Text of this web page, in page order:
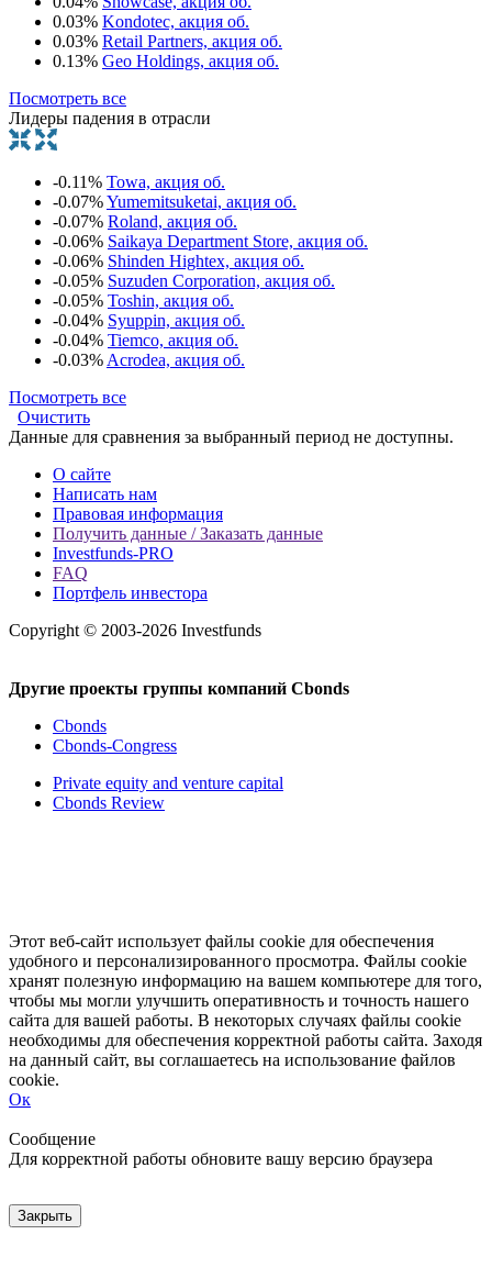
0.03% Kondotec, акция об.
0.03% Retail Partners, акция об.
0.13% Geo Holdings, акция об.
Посмотреть все
Лидеры падения в отрасли
-0.11% Towa, акция об.
-0.07%Yumemitsuketai, акция об.
-0.07% Roland, акция об.
-0.06% Saikaya Department Store, акция об.
-0.06% Shinden Hightex, акция об.
-0.05% Suzuden Corporation, акция об.
-0.05% Toshin, акция об.
-0.04% Syuppin, акция об.
-0.04% Tiemco, акция об.
-0.03% Acrodea, акция об.
Посмотреть все
Очистить
Данные для сравнения за выбранный период не доступны.
О сайте
Написать нам
Правовая информация
Получить данные / Заказать данные
Investfunds-PRO
FAQ
Портфель инвестора
Copyright © 2003-2026 Investfunds
Другие проекты группы компаний Cbonds
Cbonds
Cbonds-Congress
Private equity and venture capital
Cbonds Review
Этот веб-сайт использует файлы cookie для обеспечения
удобного и персонализированного просмотра. Файлы cookie
хранят полезную информацию на вашем компьютере для того,
чтобы мы могли улучшить оперативность и точность нашего
сайта для вашей работы. В некоторых случаях файлы cookie
необходимы для обеспечения корректной работы сайта. Заходя
на данный сайт, вы соглашаетесь на использование файлов
cookie.
Ок
Сообщение
Для корректной работы обновите вашу версию браузера
Закрыть